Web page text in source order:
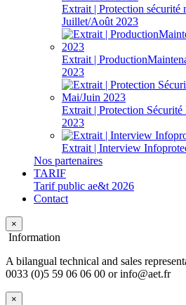
Extrait | Protection sécurité
Juillet/Août 2023
Extrait |
2023
Extrait | Protection
2023
Extrait | Interview
Nos partenaires
TARIF
Tarif public ae&t 2026
Contact
×
Information
A bilangual technical and sales
0033 (0)5 59 06 06 00 or info@aet.fr
×